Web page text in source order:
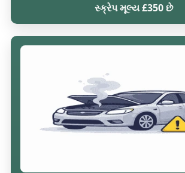
સ્ક્રેપ મૂલ્ય £350 છે